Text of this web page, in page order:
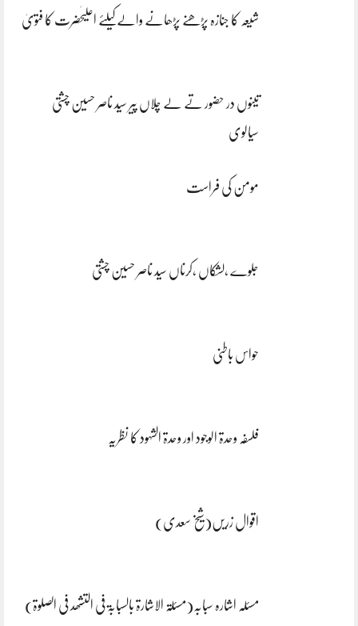
شیعہ کا جنازہ پڑھنے پڑھانے والےکیلئے اعلیٰحضرت کا فتویٰ
تینوں در حضور تے لے چلاں پیر سید ناصر حسین چشتی
سیالوی
مومن کی فراست
جلوے ،لشکاں ،کرناں سید ناصر حسین چشتی
حواس باطنی
فلسفہ وحدۃ الوجود اور وحدۃ الشہود کا نظریہ
اقوال زریں(شیخ سعدی)
مسئلہ اشارہ سبابہ(مسئلۃ الاشارۃ بالسبابۃ فی التشھد فی الصلوۃ)